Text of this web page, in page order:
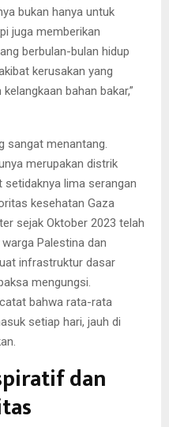
bukan hanya untuk
juga memberikan
berbulan-bulan hidup
kerusakan yang
bahan bakar,”
sangat menantang.
merupakan distrik
lima serangan
kesehatan Gaza
sejak Oktober 2023 telah
Palestina dan
infrastruktur dasar
mengungsi.
bahwa rata-rata
setiap hari, jauh di
dan